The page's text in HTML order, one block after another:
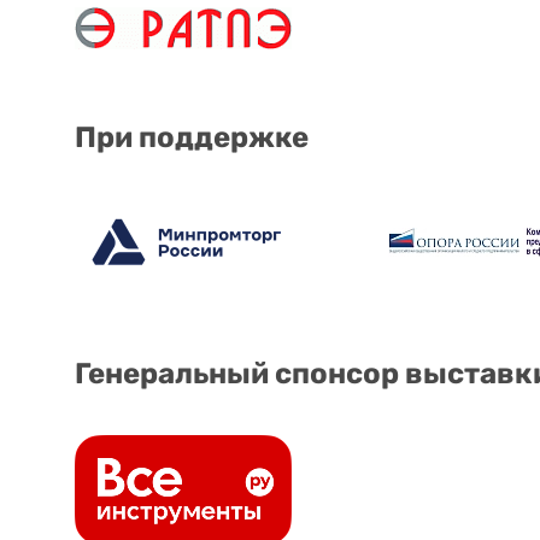
При поддержке
Генеральный спонсор